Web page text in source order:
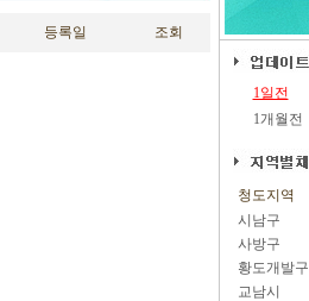
등록일 조회
1일전
1개월전
청도지역
시남구
사방구
황도개발구
교남시